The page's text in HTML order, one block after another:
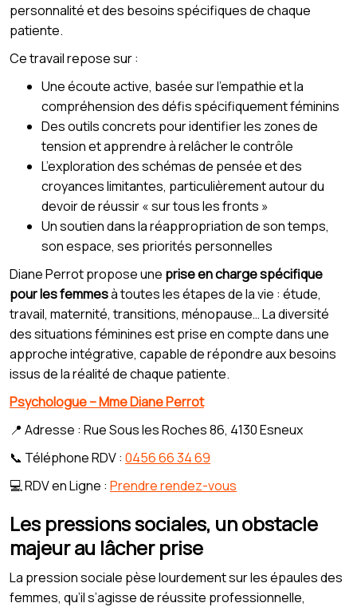
personnalité et des besoins spécifiques de chaque
patiente.
Ce travail repose sur :
Une écoute active, basée sur l’empathie et la
compréhension des défis spécifiquement féminins
Des outils concrets pour identifier les zones de
tension et apprendre à relâcher le contrôle
L’exploration des schémas de pensée et des
croyances limitantes, particulièrement autour du
devoir de réussir « sur tous les fronts »
Un soutien dans la réappropriation de son temps,
son espace, ses priorités personnelles
Diane Perrot propose une prise en charge spécifique
pour les femmesà toutes les étapes de la vie : étude,
travail, maternité, transitions, ménopause… La diversité
des situations féminines est prise en compte dans une
approche intégrative, capable de répondre aux besoins
issus de la réalité de chaque patiente.
Psychologue – Mme Diane Perrot
📍 Adresse : Rue Sous les Roches 86, 4130 Esneux
📞 Téléphone RDV : 0456 66 34 69
💻 RDV en Ligne : Prendre rendez-vous
Les pressions sociales, un obstacle
majeur au lâcher prise
La pression sociale pèse lourdement sur les épaules des
femmes, qu’il s’agisse de réussite professionnelle,